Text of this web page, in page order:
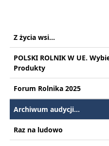
Z życia wsi...
POLSKI ROLNIK W UE.
Produkty
Forum Rolnika 2025
Archiwum audycji...
Raz na ludowo